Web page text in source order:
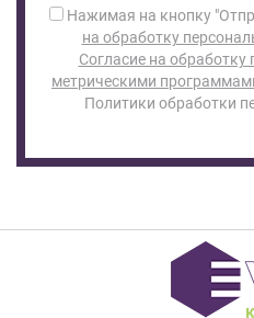
Нажимая на кнопку
на обработку
Согласие на
метрическими
Политики обработки